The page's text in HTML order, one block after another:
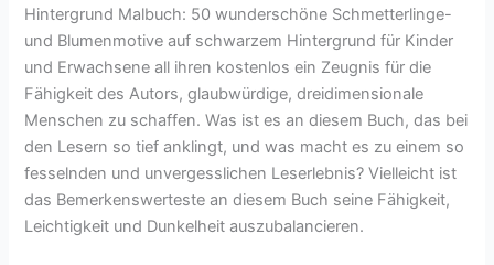
Hintergrund Malbuch: 50 wunderschöne Schmetterlinge-
und Blumenmotive auf schwarzem Hintergrund für Kinder
und Erwachsene all ihren kostenlos ein Zeugnis für die
Fähigkeit des Autors, glaubwürdige, dreidimensionale
Menschen zu schaffen. Was ist es an diesem Buch, das bei
den Lesern so tief anklingt, und was macht es zu einem so
fesselnden und unvergesslichen Leserlebnis? Vielleicht ist
das Bemerkenswerteste an diesem Buch seine Fähigkeit,
Leichtigkeit und Dunkelheit auszubalancieren.